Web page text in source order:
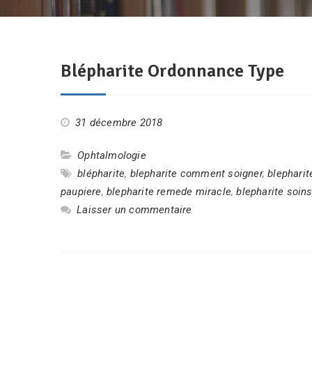
Blépharite Ordonnance Type
31 décembre 2018
Ophtalmologie
blépharite, blepharite comment soigner,
paupiere,blepharite remede miracle,blepharite soins
Laisser un commentaire